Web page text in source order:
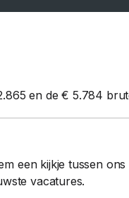
en de € 5.784
een kijkje tussen
vacatures.